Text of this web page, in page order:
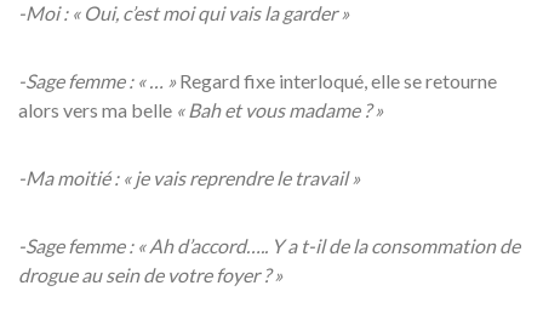
-Moi : « Oui, c’est moi qui vais la garder »
-Sage femme : « … »Regard fixe interloqué, elle se retourne
alors vers ma belle « Bah et vous madame ? »
-Ma moitié : « je vais reprendre le travail »
-Sage femme : « Ah d’accord….. Y a t-il de la consommation de
drogue au sein de votre foyer ? »